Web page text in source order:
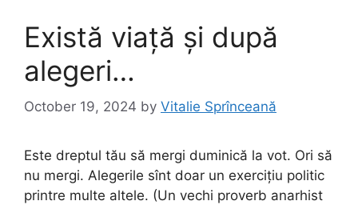
k
Există viață și după
alegeri…
October 19, 2024 by Vitalie Sprînceană
Este dreptul tău să mergi duminică la vot. Ori să
nu mergi. Alegerile sînt doar un exercițiu politic
printre multe altele. (Un vechi proverb anarhist